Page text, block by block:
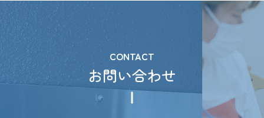
CONTACT
お問い合わせ